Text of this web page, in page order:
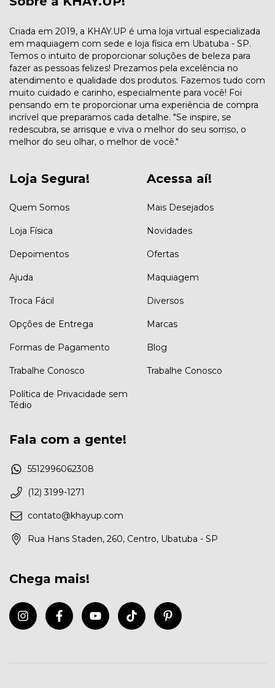
Criada em 2019, a KHAY.UP é uma loja virtual especializada
em maquiagem com sede e loja física em Ubatuba - SP.
Temos o intuito de proporcionar soluções de beleza para
fazer as pessoas felizes! Prezamos pela excelência no
atendimento e qualidade dos produtos. Fazemos tudo com
muito cuidado e carinho, especialmente para você! Foi
pensando em te proporcionar uma experiência de compra
incrível que preparamos cada detalhe. "Se inspire, se
redescubra, se arrisque e viva o melhor do seu sorriso, o
melhor do seu olhar, o melhor de você."
Loja Segura!
Quem Somos
Loja Física
Depoimentos
Ajuda
Troca Fácil
Opções de Entrega
Formas de Pagamento
Trabalhe Conosco
Política de Privacidade sem
Tédio
Acessa aí!
Mais Desejados
Novidades
Ofertas
Maquiagem
Diversos
Marcas
Blog
Trabalhe Conosco
Fala com a gente!
5512996062308
(12) 3199-1271
contato@khayup.com
Rua Hans Staden, 260, Centro, Ubatuba - SP
Chega mais!